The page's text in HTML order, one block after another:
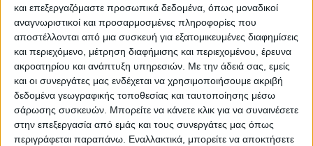
και επεξεργαζόμαστε προσωπικά δεδομένα, όπως μοναδικοί
αναγνωριστικοί και προσαρμοσμένες πληροφορίες που
αποστέλλονται από μια συσκευή για εξατομικευμένες διαφημίσεις
και περιεχόμενο, μέτρηση διαφήμισης και περιεχομένου, έρευνα
ακροατηρίου και ανάπτυξη υπηρεσιών. Με την άδειά σας, εμείς
και οι συνεργάτες μας ενδέχεται να χρησιμοποιήσουμε ακριβή
δεδομένα γεωγραφικής τοποθεσίας και ταυτοποίησης μέσω
σάρωσης συσκευών. Μπορείτε να κάνετε κλικ για να συναινέσετε
στην επεξεργασία από εμάς και τους συνεργάτες μας όπως
περιγράφεται παραπάνω. Εναλλακτικά, μπορείτε να αποκτήσετε
WEB TV
Αφιέρωμα στην άνοδο της Δόξας
Μαχολουρίου